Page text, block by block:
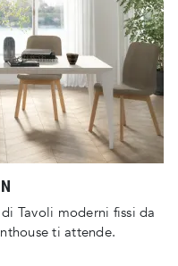
Tavoli moderni fissi da
ti attende.